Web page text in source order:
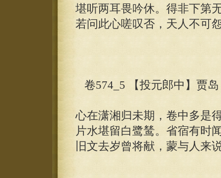
堪听两耳畏吟休。得非下第
若问此心嗟叹否，天人不可
卷574_5 【投元郎中】贾岛
心在潇湘归未期，卷中多是
片水堪留白鹭鸶。省宿有时
旧文去岁曾将献，蒙与人来